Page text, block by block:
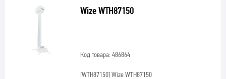
Wize WTH87150
Код товара: 486864
[WTH87150]Wize WTH87150